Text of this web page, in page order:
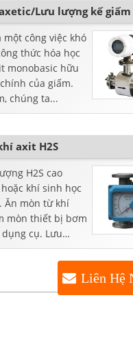
Lưu lượng kế giấm
công việc khó
thức hóa học
monobasic hữu
của giấm.
chúng ta...
axit H2S
H2S cao
khí sinh học
Ăn mòn từ khí
mòn thiết bị bơm
cụ. Lưu
Liên Hệ